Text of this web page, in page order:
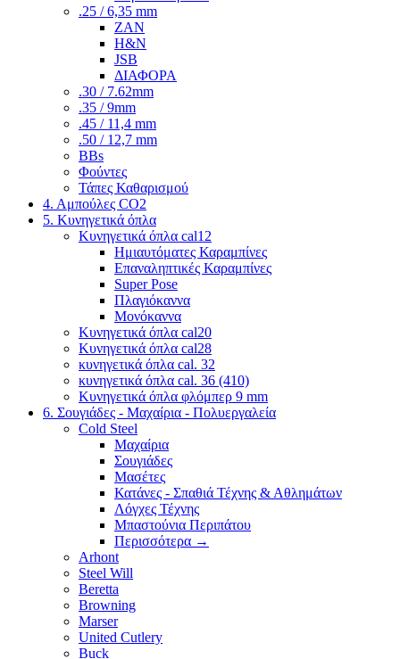
.25 / 6,35 mm
ZAN
H&N
JSB
ΔΙΑΦΟΡΑ
.30 / 7.62mm
.35 / 9mm
.45 / 11,4 mm
.50 / 12,7 mm
BBs
Φούντες
Τάπες Καθαρισμού
4. Αμπούλες CO2
5. Κυνηγετικά όπλα
Κυνηγετικά όπλα cal12
Ημιαυτόματες Καραμπίνες
Επαναληπτικές Καραμπίνες
Super Pose
Πλαγιόκαννα
Μονόκαννα
Κυνηγετικά όπλα cal20
Κυνηγετικά όπλα cal28
κυνηγετικά όπλα cal. 32
κυνηγετικά όπλα cal. 36 (410)
Κυνηγετικά όπλα φλόμπερ 9 mm
6. Σουγιάδες - Μαχαίρια - Πολυεργαλεία
Cold Steel
Μαχαίρια
Σουγιάδες
Μασέτες
Κατάνες - Σπαθιά Τέχνης & Αθλημάτων
Λόγχες Τέχνης
Μπαστούνια Περιπάτου
Περισσότερα →
Arhont
Steel Will
Beretta
Browning
Marser
United Cutlery
Buck